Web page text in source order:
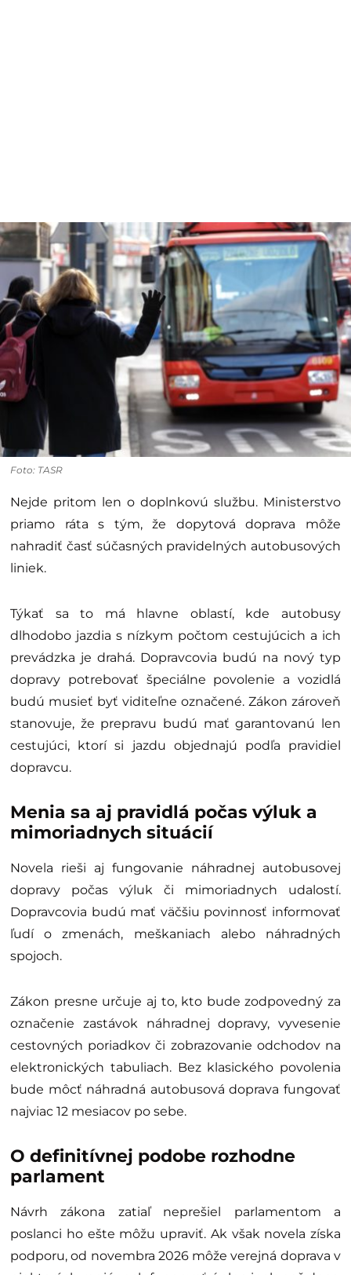
Foto: TASR
Nejde pritom len o doplnkovú službu. Ministerstvo
priamo ráta s tým, že dopytová doprava môže
nahradiť časť súčasných pravidelných autobusových
liniek.
Týkať sa to má hlavne oblastí, kde autobusy
dlhodobo jazdia s nízkym počtom cestujúcich a ich
prevádzka je drahá. Dopravcovia budú na nový typ
dopravy potrebovať špeciálne povolenie a vozidlá
budú musieť byť viditeľne označené. Zákon zároveň
stanovuje, že prepravu budú mať garantovanú len
cestujúci, ktorí si jazdu objednajú podľa pravidiel
dopravcu.
Menia sa aj pravidlá počas výluk a
mimoriadnych situácií
Novela rieši aj fungovanie náhradnej autobusovej
dopravy počas výluk či mimoriadnych udalostí.
Dopravcovia budú mať väčšiu povinnosť informovať
ľudí o zmenách, meškaniach alebo náhradných
spojoch.
Zákon presne určuje aj to, kto bude zodpovedný za
označenie zastávok náhradnej dopravy, vyvesenie
cestovných poriadkov či zobrazovanie odchodov na
elektronických tabuliach. Bez klasického povolenia
bude môcť náhradná autobusová doprava fungovať
najviac 12 mesiacov po sebe.
O definitívnej podobe rozhodne
parlament
Návrh zákona zatiaľ neprešiel parlamentom a
poslanci ho ešte môžu upraviť. Ak však novela získa
podporu, od novembra 2026 môže verejná doprava v